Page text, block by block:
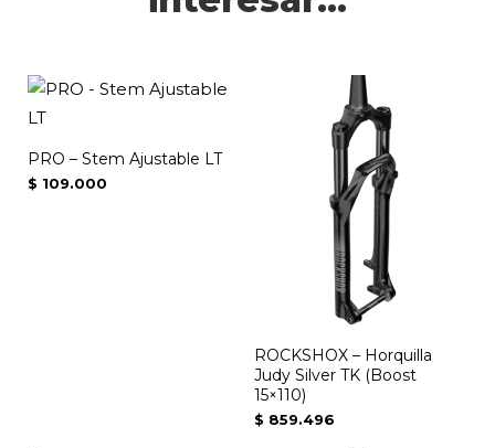
PRO – Stem Ajustable LT
$ 109.000
ROCKSHOX – Horquilla
Judy Silver TK (Boost
15×110)
$ 859.496